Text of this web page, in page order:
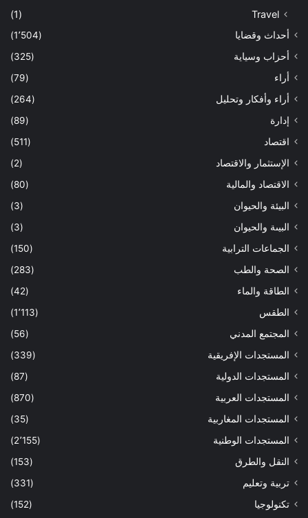
Travel
(1)
أحداث وقضايا
(1٬504)
أحزاب وسياية
(325)
أراء
(79)
أراء وأفكار وتحليل
(264)
إدارة
(89)
اقتصاد
(511)
الإستثمار والاقتصاد
(2)
الاقتصاد والمالية
(80)
البيئة والحيوان
(3)
البيىة والحيوان
(3)
الجماعات الترابية
(150)
الصحة والطب
(283)
الطاقة والماء
(42)
الطقس
(1٬113)
المجتمع المدني
(56)
المستجدات الإفريقية
(339)
المستجدات الدولية
(87)
المستجدات العربية
(870)
المستجدات المغاربية
(35)
المستجدات الوطنية
(2٬155)
النقل والطرق
(153)
تربية وتعليم
(331)
تكنولوجيا
(152)